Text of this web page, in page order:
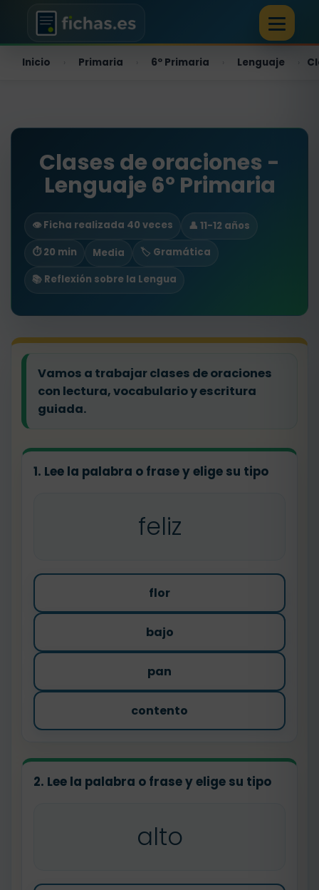
Inicio Primaria 6º Primaria Lenguaje
Clases de oraciones -
Lenguaje 6º Primaria
👁️ Ficha realizada 40 veces
👤 11-12 años
⏱ 20 min
Media
🏷️ Gramática
📚 Reflexión sobre la Lengua
Vamos a trabajar clases de oraciones
con lectura, vocabulario y escritura
guiada.
1. Lee la palabra o frase y elige su tipo
feliz
flor
bajo
pan
contento
2. Lee la palabra o frase y elige su tipo
alto